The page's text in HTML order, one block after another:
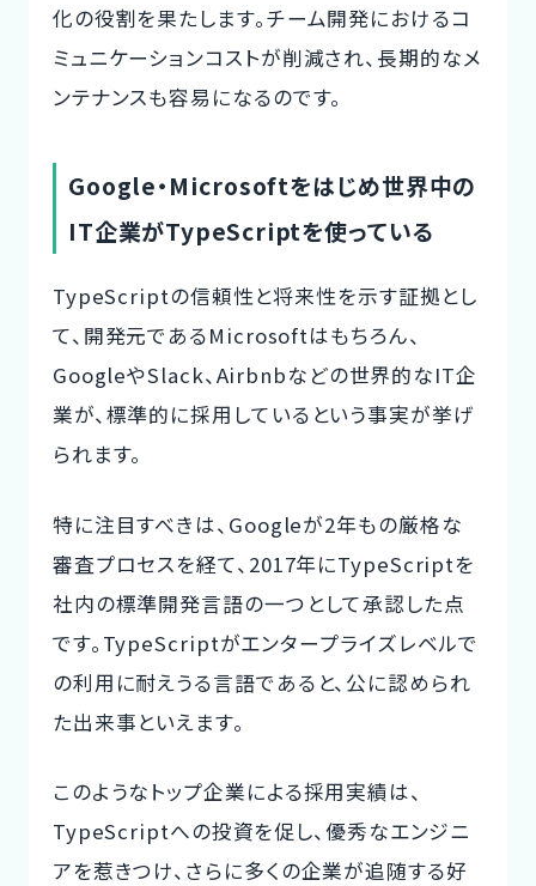
化の役割を果たします。チーム開発におけるコ
ミュニケーションコストが削減され、長期的なメ
ンテナンスも容易になるのです。
Google・Microsoftをはじめ世界中の
IT企業がTypeScriptを使っている
TypeScriptの信頼性と将来性を示す証拠とし
て、開発元であるMicrosoftはもちろん、
GoogleやSlack、Airbnbなどの世界的なIT企
業が、標準的に採用しているという事実が挙げ
られます。
特に注目すべきは、Googleが2年もの厳格な
審査プロセスを経て、2017年にTypeScriptを
社内の標準開発言語の一つとして承認した点
です。TypeScriptがエンタープライズレベルで
の利用に耐えうる言語であると、公に認められ
た出来事といえます。
このようなトップ企業による採用実績は、
TypeScriptへの投資を促し、優秀なエンジニ
アを惹きつけ、さらに多くの企業が追随する好